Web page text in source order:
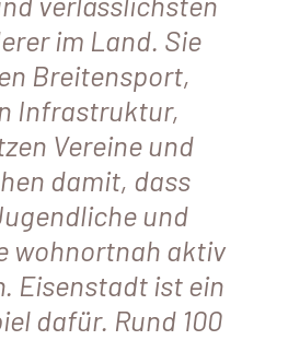
im Land. Sie
Breitensport,
Infrastruktur,
Vereine und
damit, dass
und
wohnortnah aktiv
Eisenstadt ist ein
dafür. Rund 100